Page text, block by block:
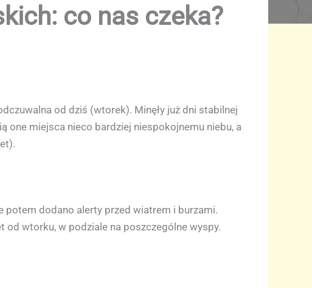
co nas czeka?
od dziś (wtorek). Minęły już dni stabilnej
one miejsca nieco bardziej niespokojnemu niebu, a
potem dodano alerty przed wiatrem i burzami.
od wtorku, w podziale na poszczególne wyspy.